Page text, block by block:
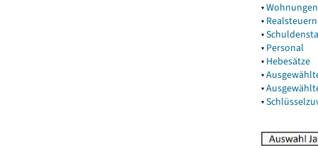
▾Wohnungen
▾ Realsteuern
▾
▾ Personal
▾ Hebesätze
▾
▾
▾